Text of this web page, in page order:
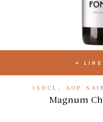
150CL , AOP
Magnum